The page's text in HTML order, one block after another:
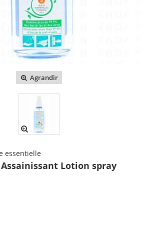
Agrandir
essentielle
Assainissant Lotion spray